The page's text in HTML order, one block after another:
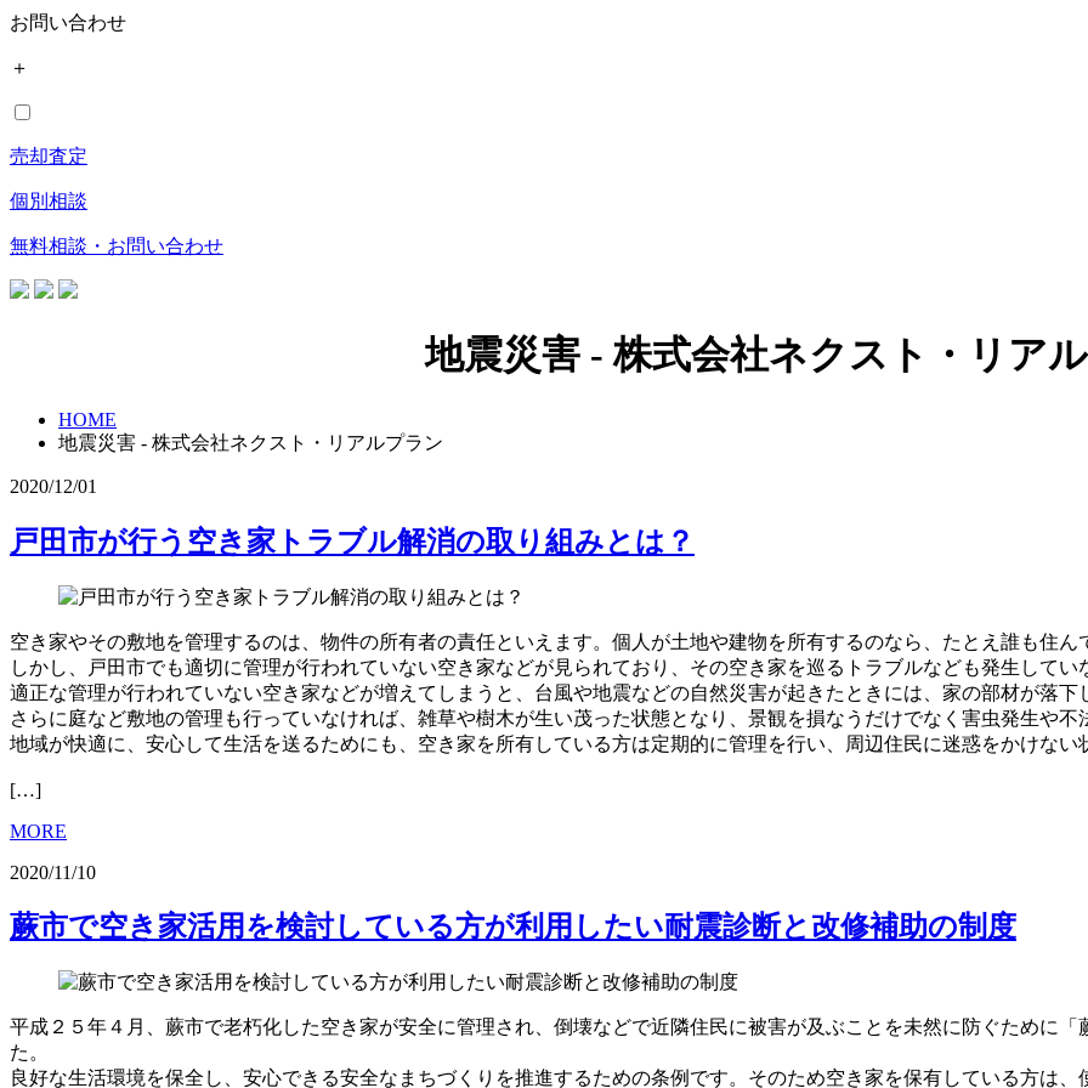
お問い合わせ
＋
売却査定
個別相談
無料相談・お問い合わせ
地震災害 - 株式会社ネクスト・リア
HOME
地震災害 - 株式会社ネクスト・リアルプラン
2020/12/01
戸田市が行う空き家トラブル解消の取り組みとは？
空き家やその敷地を管理するのは、物件の所有者の責任といえます。個人が土地や建物を所有するのなら、たとえ誰も住
しかし、戸田市でも適切に管理が行われていない空き家などが見られており、その空き家を巡るトラブルなども発生してい
適正な管理が行われていない空き家などが増えてしまうと、台風や地震などの自然災害が起きたときには、家の部材が落
さらに庭など敷地の管理も行っていなければ、雑草や樹木が生い茂った状態となり、景観を損なうだけでなく害虫発生や
地域が快適に、安心して生活を送るためにも、空き家を所有している方は定期的に管理を行い、周辺住民に迷惑をかけな
[…]
MORE
2020/11/10
蕨市で空き家活用を検討している方が利用したい耐震診断と改修補助の制度
平成２５年４月、蕨市で老朽化した空き家が安全に管理され、倒壊などで近隣住民に被害が及ぶことを未然に防ぐために
た。
良好な生活環境を保全し、安心できる安全なまちづくりを推進するための条例です。そのため空き家を保有している方は